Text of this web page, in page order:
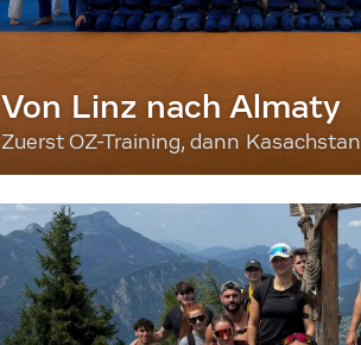
Von Linz nach Almaty
Zuerst OZ-Training, dann Kasachstan